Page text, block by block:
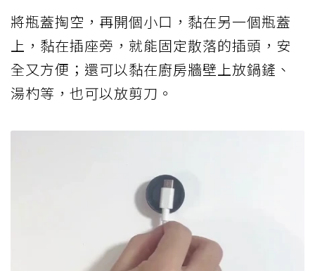
將瓶蓋掏空，再開個小口，黏在另一個瓶蓋
上，黏在插座旁，就能固定散落的插頭，安
全又方便；還可以黏在廚房牆壁上放鍋鏟、
湯杓等，也可以放剪刀。